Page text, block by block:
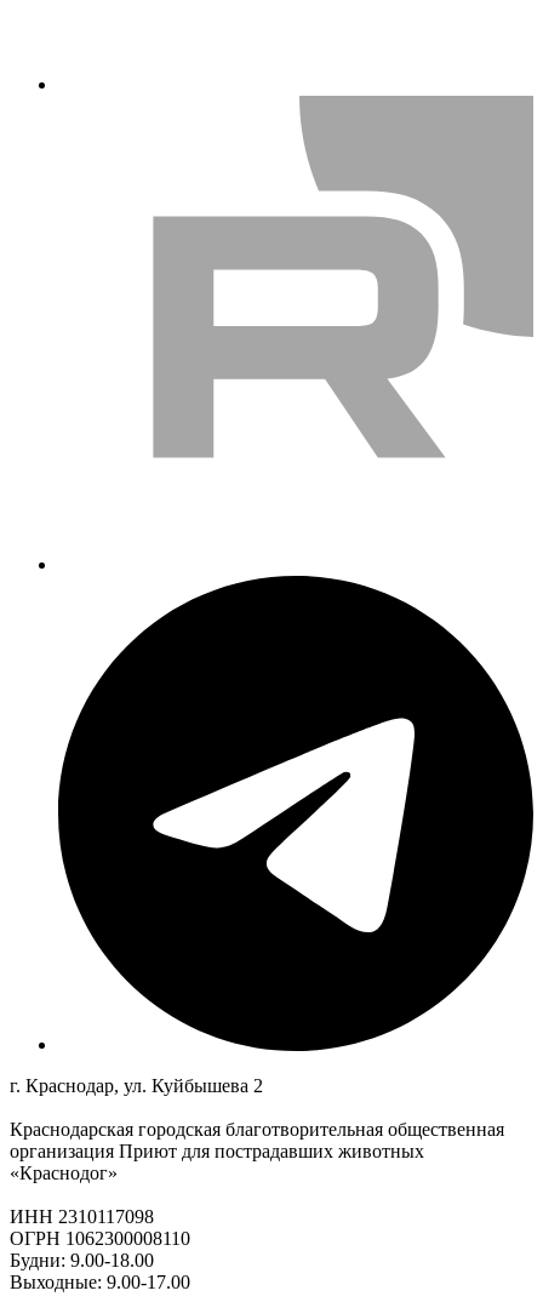
г. Краснодар, ул. Куйбышева 2
Краснодарская городская благотворительная общественная
организация Приют для пострадавших животных
«Краснодог»
ИНН 2310117098
ОГРН 1062300008110
Будни: 9.00-18.00
Выходные: 9.00-17.00